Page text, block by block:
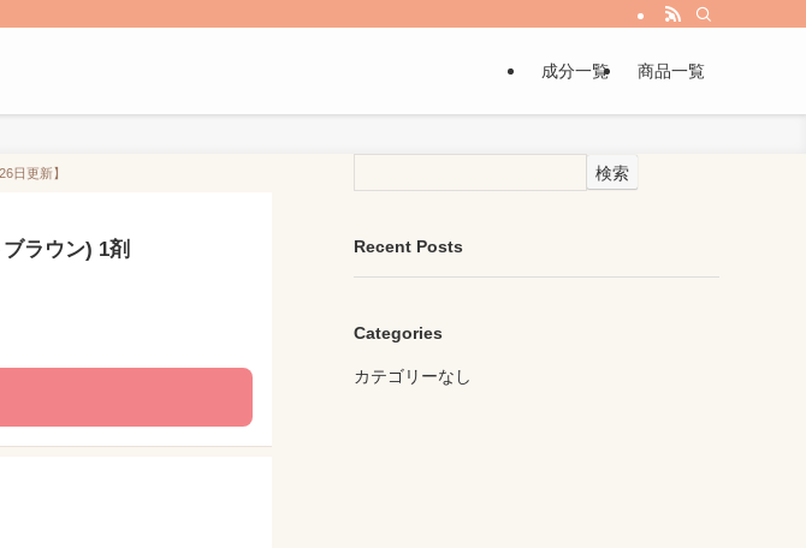
成分一覧 商品一覧
日更新】
ラウン) 1剤
検索
Recent Posts
Categories
カテゴリーなし